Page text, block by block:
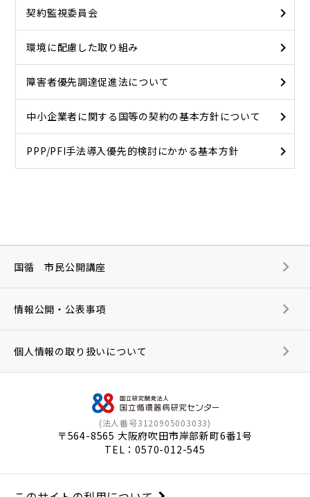
契約監視委員会
環境に配慮した取り組み
障害者優先調達促進法について
中小企業者に関する国等の契約の基本方針について
PPP/PFI手法導入優先的検討にかかる基本方針
(法人番号3120905003033)
〒564-8565 大阪府吹田市岸部新町6番1号
TEL：0570-012-545
国循 市民公開講座
情報公開・公表事項
個人情報の取り扱いについて